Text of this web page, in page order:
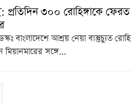
প্রতিদিন ৩০০ রোহিঙ্গাকে ফেরত
বাংলাদেশে আশ্রয় নেয়া বাস্তুচ্যুত
মিয়ানমারের সঙ্গে...